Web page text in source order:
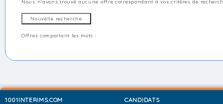
Nous n'avons trouvé aucune offre correspondant à vos critères de
Offres comportant les mots :
1001INTERIMS.COM
CANDIDATS